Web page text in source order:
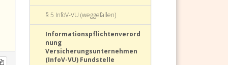
§ 5 InfoV-VU (weggefallen)
Informationspflichtenverord
nung
Versicherungsunternehmen
(InfoV-VU) Fundstelle